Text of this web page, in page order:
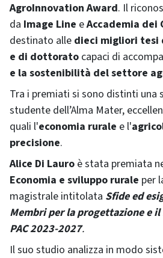
AgroInnovation Award. Il
da Image Line eAccademia dei
destinato alle dieci migliori tesi
e di dottorato capaci di
e la sostenibilità del settore
Tra i premiati si sono distinti una
studente dell’Alma Mater,
quali l'economia rurale e l'
precisione.
Alice Di Lauro è stata premiata
Economia e sviluppo rurale per
magistrale intitolata Sfide ed
Membri per la progettazione e
PAC 2023-2027.
Il suo studio analizza in modo